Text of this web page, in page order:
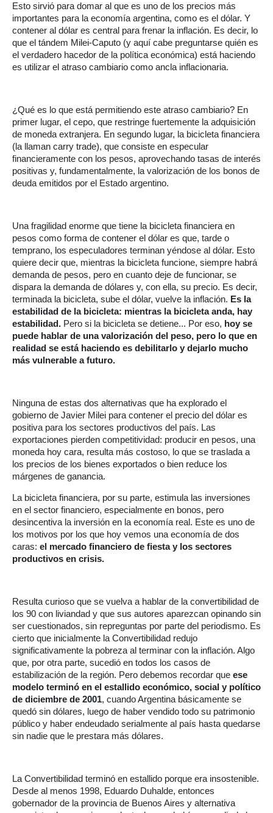
Esto sirvió para domar al que es uno de los precios más
importantes para la economía argentina, como es el dólar. Y
contener al dólar es central para frenar la inflación. Es decir, lo
que el tándem Milei-Caputo (y aquí cabe preguntarse quién es
el verdadero hacedor de la política económica) está haciendo
es utilizar el atraso cambiario como ancla inflacionaria.
¿Qué es lo que está permitiendo este atraso cambiario? En
primer lugar, el cepo, que restringe fuertemente la adquisición
de moneda extranjera. En segundo lugar, la bicicleta financiera
(la llaman carry trade), que consiste en especular
financieramente con los pesos, aprovechando tasas de interés
positivas y, fundamentalmente, la valorización de los bonos de
deuda emitidos por el Estado argentino.
Una fragilidad enorme que tiene la bicicleta financiera en
pesos como forma de contener el dólar es que, tarde o
temprano, los especuladores terminan yéndose al dólar. Esto
quiere decir que, mientras la bicicleta funcione, siempre habrá
demanda de pesos, pero en cuanto deje de funcionar, se
dispara la demanda de dólares y, con ella, su precio. Es decir,
terminada la bicicleta, sube el dólar, vuelve la inflación. Es la
estabilidad de la bicicleta: mientras la bicicleta anda, hay
estabilidad. Pero si la bicicleta se detiene... Por eso, hoy se
puede hablar de una valorización del peso, pero lo que en
realidad se está haciendo es debilitarlo y dejarlo mucho
más vulnerable a futuro.
Ninguna de estas dos alternativas que ha explorado el
gobierno de Javier Milei para contener el precio del dólar es
positiva para los sectores productivos del país. Las
exportaciones pierden competitividad: producir en pesos, una
moneda hoy cara, resulta más costoso, lo que se traslada a
los precios de los bienes exportados o bien reduce los
márgenes de ganancia.
La bicicleta financiera, por su parte, estimula las inversiones
en el sector financiero, especialmente en bonos, pero
desincentiva la inversión en la economía real. Este es uno de
los motivos por los que hoy vemos una economía de dos
caras: el mercado financiero de fiesta y los sectores
productivos en crisis.
Resulta curioso que se vuelva a hablar de la convertibilidad de
los 90 con liviandad y que sus autores aparezcan opinando sin
ser cuestionados, sin repreguntas por parte del periodismo. Es
cierto que inicialmente la Convertibilidad redujo
significativamente la pobreza al terminar con la inflación. Algo
que, por otra parte, sucedió en todos los casos de
estabilización de la región. Pero debemos recordar que ese
modelo terminó en el estallido económico, social y político
de diciembre de 2001, cuando Argentina básicamente se
quedó sin dólares, luego de haber vendido todo su patrimonio
público y haber endeudado serialmente al país hasta quedarse
sin nadie que le prestara más dólares.
La Convertibilidad terminó en estallido porque era insostenible.
Desde al menos 1998, Eduardo Duhalde, entonces
gobernador de la provincia de Buenos Aires y alternativa